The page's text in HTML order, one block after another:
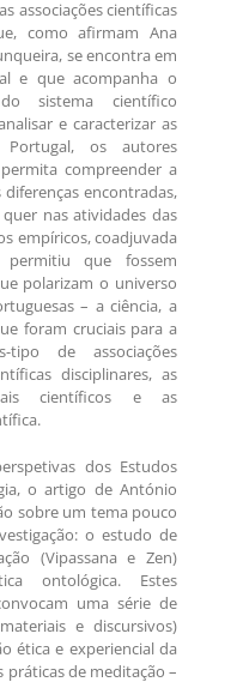
associações científicas
como afirmam Ana
se encontra em
e que acompanha o
sistema científico
e caracterizar as
Portugal, os autores
compreender a
encontradas,
nas atividades das
empíricos, coadjuvada
que fossem
polarizam o universo
– a ciência, a
foram cruciais para a
de associações
disciplinares, as
científicos e as
dos Estudos
o artigo de António
sobre um tema pouco
o estudo de
(Vipassana e Zen)
ontológica. Estes
uma série de
e discursivos)
ética e experiencial da
práticas de meditação –